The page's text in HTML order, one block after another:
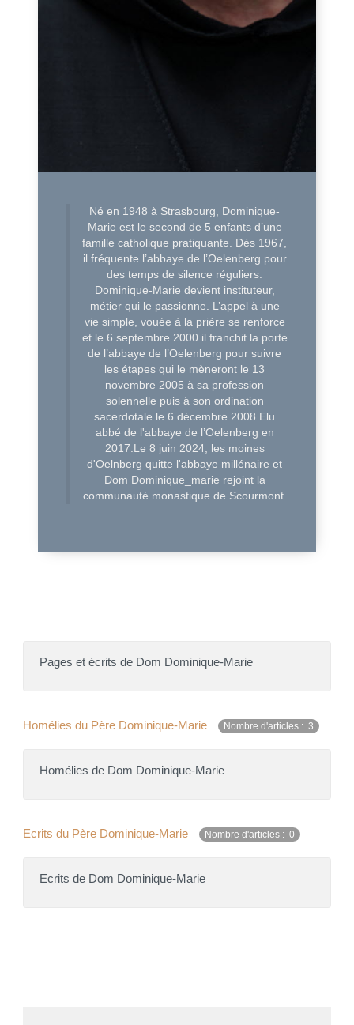
Né en 1948 à Strasbourg, Dominique-
Marie est le second de 5 enfants d’une
famille catholique pratiquante. Dès 1967,
il fréquente l’abbaye de l’Oelenberg pour
des temps de silence réguliers.
Dominique-Marie devient instituteur,
métier qui le passionne. L’appel à une
vie simple, vouée à la prière se renforce
et le 6 septembre 2000 il franchit la porte
de l’abbaye de l’Oelenberg pour suivre
les étapes qui le mèneront le 13
novembre 2005 à sa profession
solennelle puis à son ordination
sacerdotale le 6 décembre 2008.Elu
abbé de l'abbaye de l’Oelenberg en
2017.Le 8 juin 2024, les moines
d'Oelnberg quitte l'abbaye millénaire et
Dom Dominique_marie rejoint la
communauté monastique de Scourmont.
Pages et écrits de Dom Dominique-Marie
Homélies du Père Dominique-Marie Nombre d'articles : 3
Homélies de Dom Dominique-Marie
Ecrits du Père Dominique-Marie Nombre d'articles : 0
Ecrits de Dom Dominique-Marie